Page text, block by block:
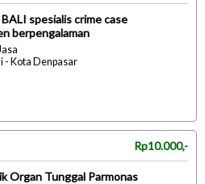
spesialis crime case
berpengalaman
- Kota Denpasar
Rp10.000,-
Organ Tunggal Parmonas